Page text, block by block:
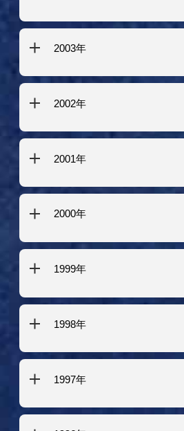
2003年
2002年
2001年
2000年
1999年
1998年
1997年